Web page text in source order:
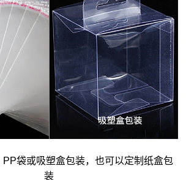
PP袋或吸塑盒包装，也可以定制纸盒包
装